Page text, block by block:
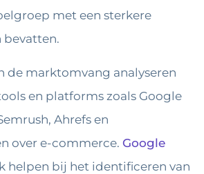
met een sterkere
bevatten.
de marktomvang analyseren
en platforms zoals Google
Ahrefs en
over e-commerce. Google
helpen bij het identificeren van